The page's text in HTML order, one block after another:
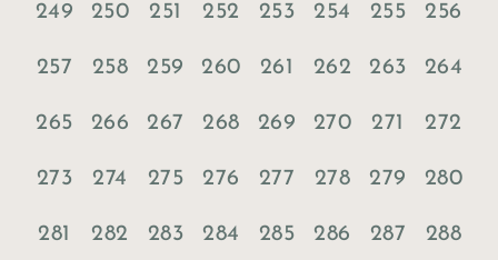
249 250 251 252 253 254 255 256
257 258 259 260 261 262 263 264
265 266 267 268 269 270 271 272
273 274 275 276 277 278 279 280
281 282 283 284 285 286 287 288